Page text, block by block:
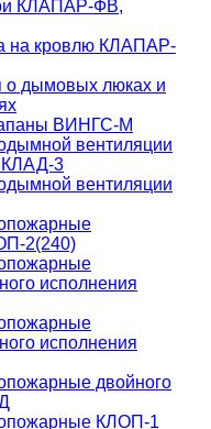
КЛАПАР-ФВ,
на кровлю КЛАПАР-
дымовых люках и
ВИНГС-М
вентиляции
3
вентиляции
2(240)
исполнения
исполнения
двойного
КЛОП-1